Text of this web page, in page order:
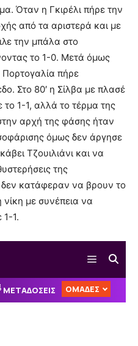
Όταν η Γκιρέλι πήρε την
από τα αριστερά και με
την μπάλα στο
το 1-0. Μετά όμως
πήρε
Στο 80′ η Σίλβα με πλασέ
1-1, αλλά το τέρμα της
αρχή της φάσης ήταν
όμως δεν άργησε
Τζουιλιάνι και να
της
κατάφεραν να βρουν το
με συνέπεια να
1-1.